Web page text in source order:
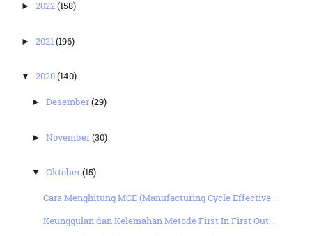
► 2022(158)
► 2021 (196)
▼ 2020(140)
►Desember(29)
►November(30)
▼Oktober(15)
Cara Menghitung MCE (Manufacturing Cycle Effective...
Keunggulan dan Kelemahan Metode First In First Out...